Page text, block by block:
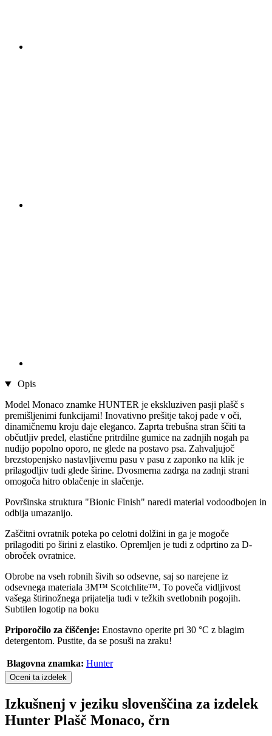
Opis
Model Monaco znamke HUNTER je ekskluziven pasji plašč s
premišljenimi funkcijami! Inovativno prešitje takoj pade v oči,
dinamičnemu kroju daje eleganco. Zaprta trebušna stran ščiti ta
občutljiv predel, elastične pritrdilne gumice na zadnjih nogah pa
nudijo popolno oporo, ne glede na postavo psa. Zahvaljujoč
brezstopenjsko nastavljivemu pasu v pasu z zaponko na klik je
prilagodljiv tudi glede širine. Dvosmerna zadrga na zadnji strani
omogoča hitro oblačenje in slačenje.
Površinska struktura "Bionic Finish" naredi material vodoodbojen in
odbija umazanijo.
Zaščitni ovratnik poteka po celotni dolžini in ga je mogoče
prilagoditi po širini z elastiko. Opremljen je tudi z odprtino za D-
obroček ovratnice.
Obrobe na vseh robnih šivih so odsevne, saj so narejene iz
odsevnega materiala 3M™ Scotchlite™. To poveča vidljivost
vašega štirinožnega prijatelja tudi v težkih svetlobnih pogojih.
Subtilen logotip na boku
Priporočilo za čiščenje: Enostavno operite pri 30 °C z blagim
detergentom. Pustite, da se posuši na zraku!
Blagovna znamka: Hunter
Oceni ta izdelek
Izkušnenj v jeziku slovenščina za izdelek
Hunter Plašč Monaco, črn